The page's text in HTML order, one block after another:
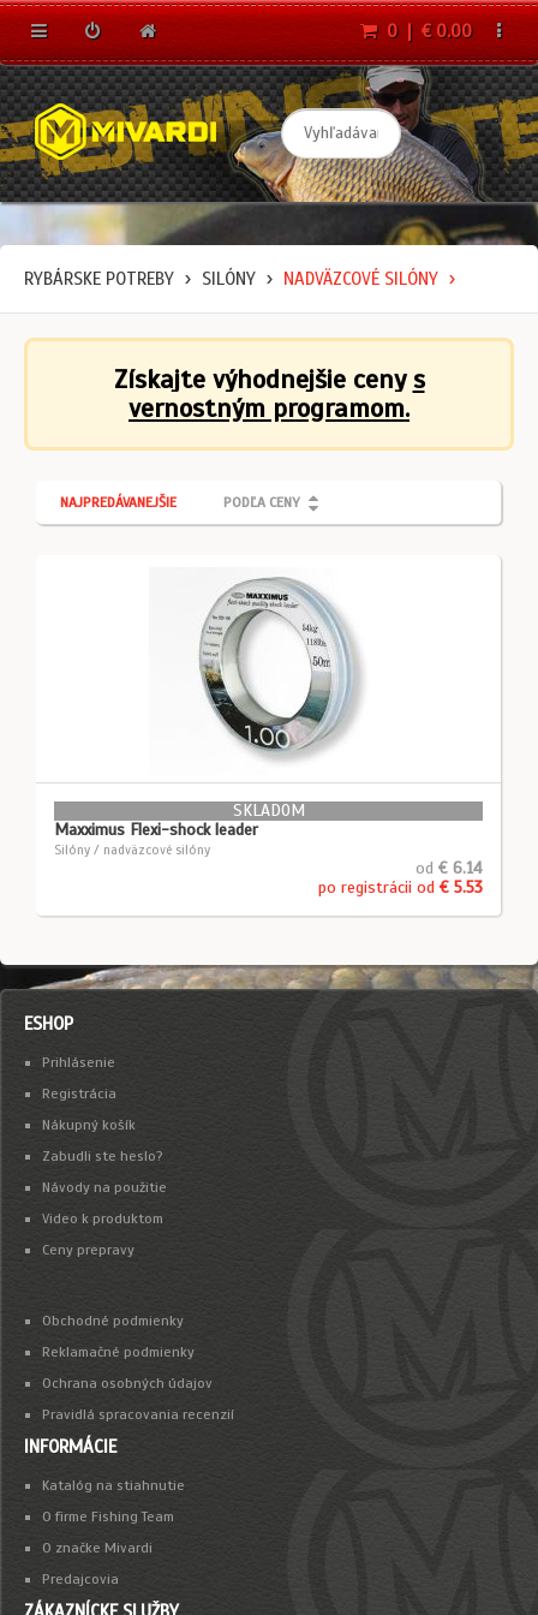
0 | € 0.00
RYBÁRSKE POTREBY SILÓNY NADVÄZCOVÉ SILÓNY
Získajte výhodnejšie cenys
vernostným programom.
NAJPREDÁVANEJŠIE PODĽA CENY
SKLADOM
Maxximus Flexi-shock leader
Silóny / nadväzcové silóny
od € 6.14
po registrácii od € 5.53
ESHOP
Prihlásenie
Registrácia
Nákupný košík
Zabudli ste heslo?
Návody na použitie
Video k produktom
Ceny prepravy
Obchodné podmienky
Reklamačné podmienky
Ochrana osobných údajov
Pravidlá spracovania recenzií
INFORMÁCIE
Katalóg na stiahnutie
O firme Fishing Team
O značke Mivardi
Predajcovia